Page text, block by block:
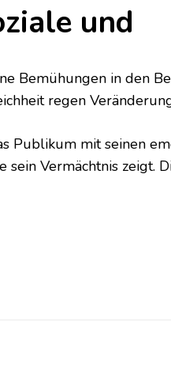
und
Bemühungen in den
regen
Publikum mit seinen
Vermächtnis zeigt.